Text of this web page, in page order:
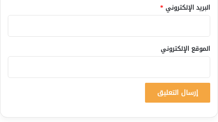
البريد الإلكتروني *
الموقع الإلكتروني